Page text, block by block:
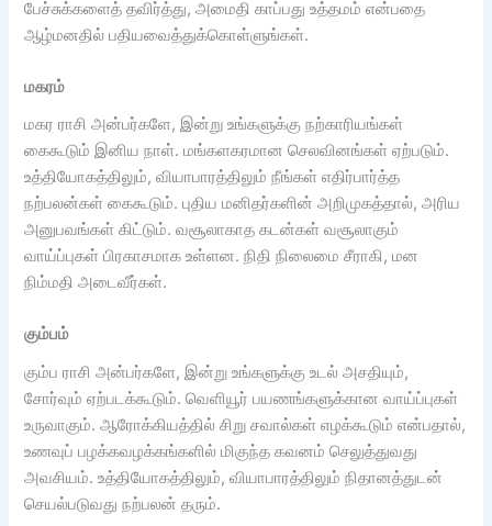
பேச்சுக்களைத் தவிர்த்து, அமைதி காப்பது உத்தமம் என்பதை
ஆழ்மனதில் பதியவைத்துக்கொள்ளுங்கள்.
மகரம்
மகர ராசி அன்பர்களே, இன்று உங்களுக்கு நற்காரியங்கள்
கைகூடும் இனிய நாள். மங்களகரமான செலவினங்கள் ஏற்படும்.
உத்தியோகத்திலும், வியாபாரத்திலும் நீங்கள் எதிர்பார்த்த
நற்பலன்கள் கைகூடும். புதிய மனிதர்களின் அறிமுகத்தால், அரிய
அனுபவங்கள் கிட்டும். வசூலாகாத கடன்கள் வசூலாகும்
வாய்ப்புகள் பிரகாசமாக உள்ளன. நிதி நிலைமை சீராகி, மன
நிம்மதி அடைவீர்கள்.
கும்பம்
கும்ப ராசி அன்பர்களே, இன்று உங்களுக்கு உடல் அசதியும்,
சோர்வும் ஏற்படக்கூடும். வெளியூர் பயணங்களுக்கான வாய்ப்புகள்
உருவாகும். ஆரோக்கியத்தில் சிறு சவால்கள் எழக்கூடும் என்பதால்,
உணவுப் பழக்கவழக்கங்களில் மிகுந்த கவனம் செலுத்துவது
அவசியம். உத்தியோகத்திலும், வியாபாரத்திலும் நிதானத்துடன்
செயல்படுவது நற்பலன் தரும்.